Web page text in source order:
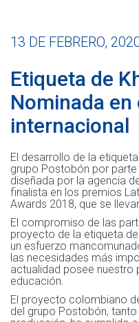
13 DE FEBRERO,
Etiqueta de
Nominada
internacional
El desarrollo de la
grupo Postobón por
diseñada por la agencia
finalista en los premios
Awards 2018, que se
El compromiso de las
proyecto de la etiqueta
un esfuerzo
las necesidades más
actualidad posee nuestro
educación.
El proyecto colombiano
del grupo Postobón,